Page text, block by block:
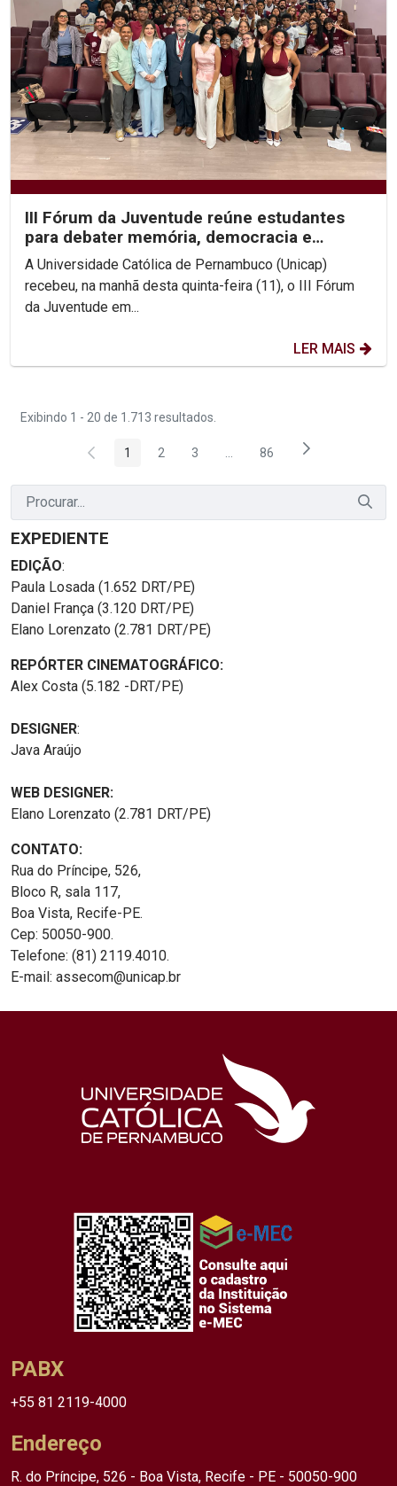
III Fórum da Juventude reúne estudantes
para debater memória, democracia e
direitos humanos na...
A Universidade Católica de Pernambuco (Unicap)
recebeu, na manhã desta quinta-feira (11), o III Fórum
da Juventude em...
LER MAIS
Exibindo 1 - 20 de 1.713 resultados.
Página
1 Página
2 Página
3 Páginas intermediárias Usar
Página
86
EXPEDIENTE
EDIÇÃO:
Paula Losada (1.652 DRT/PE)
Daniel França (3.120 DRT/PE)
Elano Lorenzato (2.781 DRT/PE)
REPÓRTER CINEMATOGRÁFICO:
Alex Costa (5.182 -DRT/PE)
DESIGNER:
Java Araújo
WEB DESIGNER:
Elano Lorenzato (2.781 DRT/PE)
CONTATO:
Rua do Príncipe, 526,
Bloco R, sala 117,
Boa Vista, Recife-PE.
Cep: 50050-900.
Telefone: (81) 2119.4010.
E-mail: assecom@unicap.br
PABX
+55 81 2119-4000
Endereço
R. do Príncipe, 526 - Boa Vista, Recife - PE - 50050-900